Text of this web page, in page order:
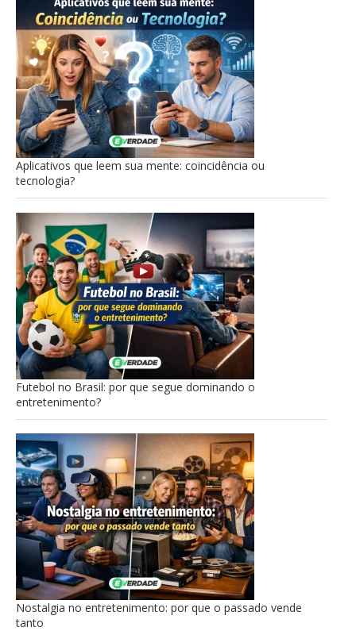
Aplicativos que leem sua mente: coincidência ou
tecnologia?
Futebol no Brasil: por que segue dominando o
entretenimento?
Nostalgia no entretenimento: por que o passado vende
tanto